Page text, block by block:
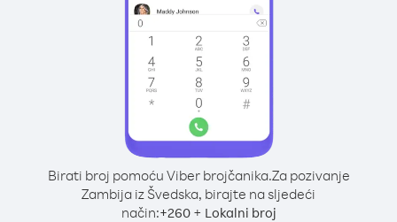
Birati broj pomoću Viber brojčanika.Za pozivanje
Zambija iz Švedska, birajte na sljedeći
način:+260+ Lokalni broj